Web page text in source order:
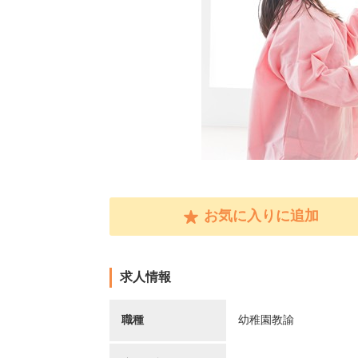
お気に入りに追加
求人情報
職種 幼稚園教諭